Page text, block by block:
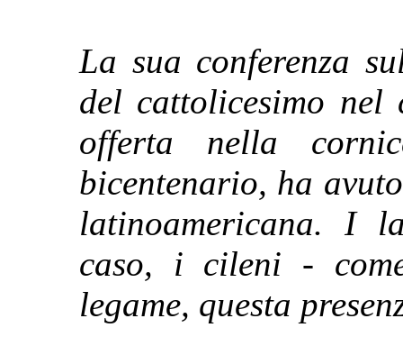
La sua conferenza
del cattolicesimo
offerta nella
bicentenario, ha
latinoamericana. I
caso, i cileni -
legame, questa